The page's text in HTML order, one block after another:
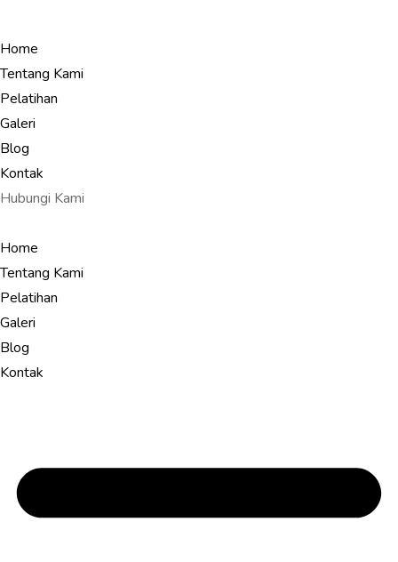
Home
Tentang Kami
Pelatihan
Galeri
Blog
Kontak
Hubungi Kami
Home
Tentang Kami
Pelatihan
Galeri
Blog
Kontak